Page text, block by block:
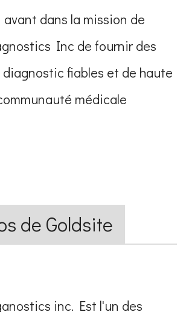
dans la mission de
Inc de fournir des
fiables et de haute
médicale
de Goldsite
inc. Est l'un des